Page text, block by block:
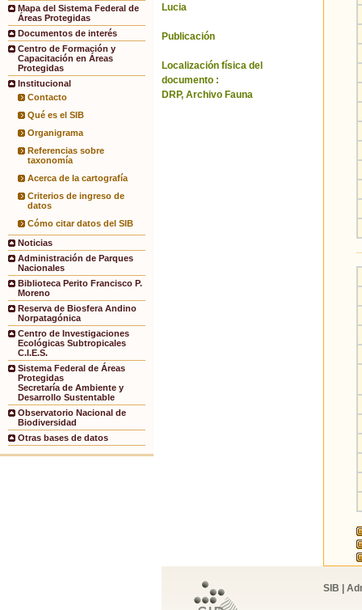
Mapa del Sistema Federal de
Áreas Protegidas
Documentos de interés
Centro de Formación y
Capacitación en Áreas
Protegidas
Institucional
Contacto
Qué es el SIB
Organigrama
Referencias sobre
taxonomía
Acerca de la cartografía
Criterios de ingreso de
datos
Cómo citar datos del SIB
Noticias
Administración de Parques
Nacionales
Biblioteca Perito Francisco P.
Moreno
Reserva de Biosfera Andino
Norpatagónica
Centro de Investigaciones
Ecológicas Subtropicales
C.I.E.S.
Sistema Federal de Áreas
Protegidas
Secretaría de Ambiente y
Desarrollo Sustentable
Observatorio Nacional de
Biodiversidad
Otras bases de datos
Lucia
Publicación
Localización física del
documento :
DRP, Archivo Fauna
SIB |